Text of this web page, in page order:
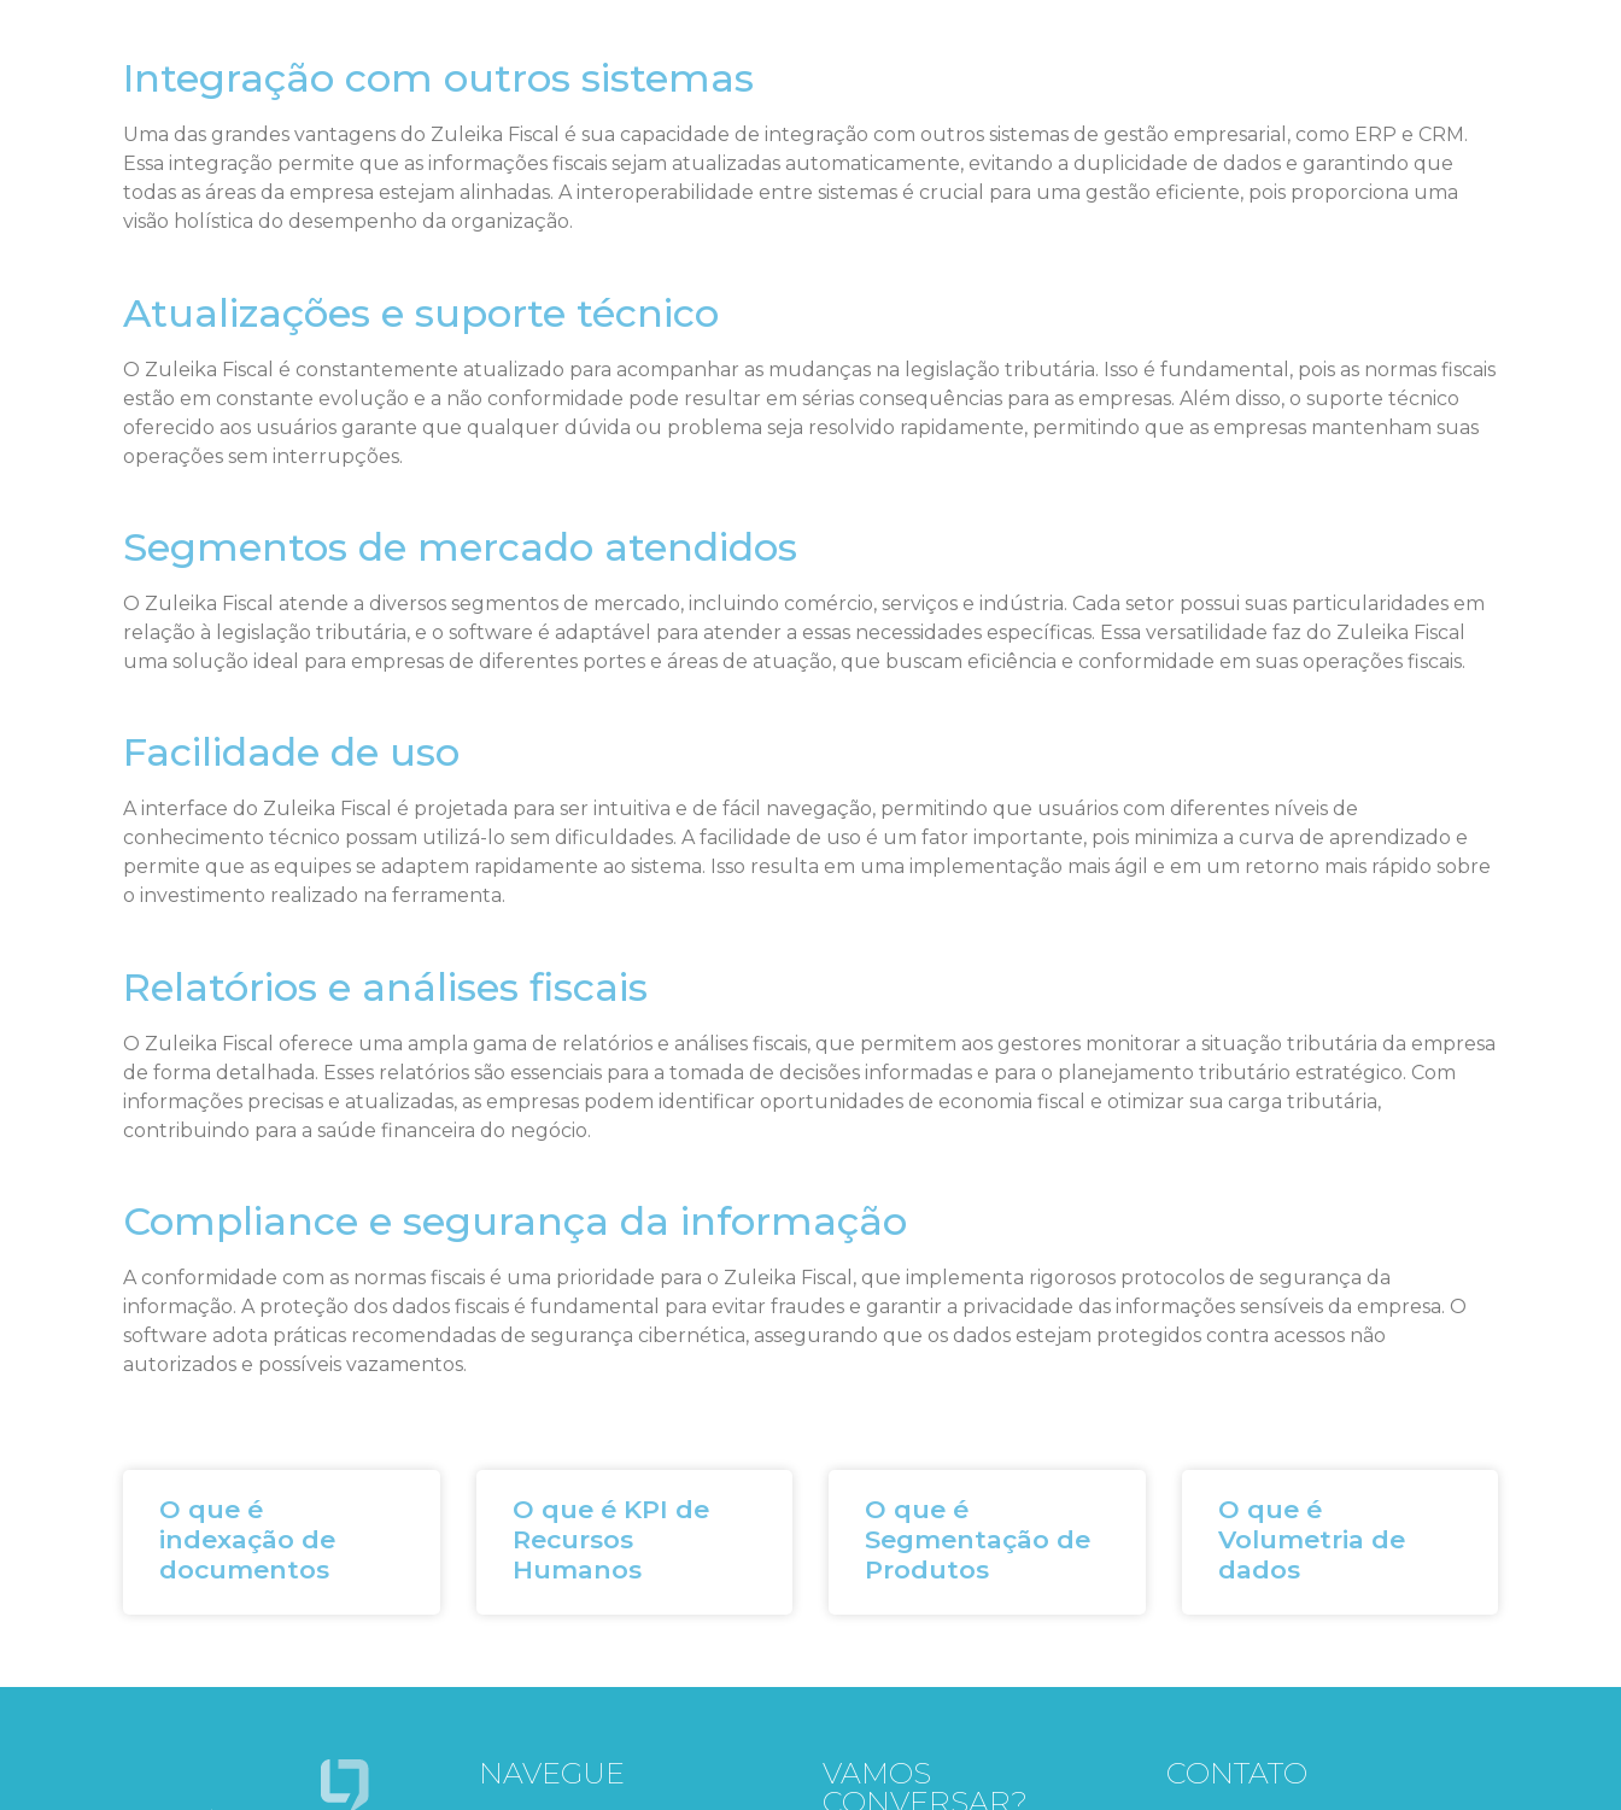
Integração com outros sistemas
Uma das grandes vantagens do Zuleika Fiscal é sua capacidade de integração com outros sistemas de gestão empresarial, como ERP e CRM.
Essa integração permite que as informações fiscais sejam atualizadas automaticamente, evitando a duplicidade de dados e garantindo que
todas as áreas da empresa estejam alinhadas. A interoperabilidade entre sistemas é crucial para uma gestão eficiente, pois proporciona uma
visão holística do desempenho da organização.
Atualizações e suporte técnico
O Zuleika Fiscal é constantemente atualizado para acompanhar as mudanças na legislação tributária. Isso é fundamental, pois as normas fiscais
estão em constante evolução e a não conformidade pode resultar em sérias consequências para as empresas. Além disso, o suporte técnico
oferecido aos usuários garante que qualquer dúvida ou problema seja resolvido rapidamente, permitindo que as empresas mantenham suas
operações sem interrupções.
Segmentos de mercado atendidos
O Zuleika Fiscal atende a diversos segmentos de mercado, incluindo comércio, serviços e indústria. Cada setor possui suas particularidades em
relação à legislação tributária, e o software é adaptável para atender a essas necessidades específicas. Essa versatilidade faz do Zuleika Fiscal
uma solução ideal para empresas de diferentes portes e áreas de atuação, que buscam eficiência e conformidade em suas operações fiscais.
Facilidade de uso
A interface do Zuleika Fiscal é projetada para ser intuitiva e de fácil navegação, permitindo que usuários com diferentes níveis de
conhecimento técnico possam utilizá-lo sem dificuldades. A facilidade de uso é um fator importante, pois minimiza a curva de aprendizado e
permite que as equipes se adaptem rapidamente ao sistema. Isso resulta em uma implementação mais ágil e em um retorno mais rápido sobre
o investimento realizado na ferramenta.
Relatórios e análises fiscais
O Zuleika Fiscal oferece uma ampla gama de relatórios e análises fiscais, que permitem aos gestores monitorar a situação tributária da empresa
de forma detalhada. Esses relatórios são essenciais para a tomada de decisões informadas e para o planejamento tributário estratégico. Com
informações precisas e atualizadas, as empresas podem identificar oportunidades de economia fiscal e otimizar sua carga tributária,
contribuindo para a saúde financeira do negócio.
Compliance e segurança da informação
A conformidade com as normas fiscais é uma prioridade para o Zuleika Fiscal, que implementa rigorosos protocolos de segurança da
informação. A proteção dos dados fiscais é fundamental para evitar fraudes e garantir a privacidade das informações sensíveis da empresa. O
software adota práticas recomendadas de segurança cibernética, assegurando que os dados estejam protegidos contra acessos não
autorizados e possíveis vazamentos.
O que é
indexação de
documentos
O que é KPI de
Recursos
Humanos
O que é
Segmentação de
Produtos
O que é
Volumetria de
dados
NAVEGUE
VAMOS
CONVERSAR?
CONTATO